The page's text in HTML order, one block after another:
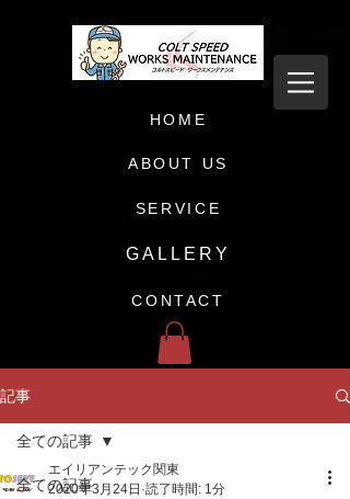
HOME
ABOUT US
SERVICE
GALLERY
CONTACT
記事
全ての記事
全ての記事
エイリアンテック関東
2020年3月24日 読了時間: 1分